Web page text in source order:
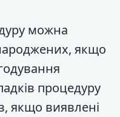
можна
якщо
процедуру
якщо виявлені